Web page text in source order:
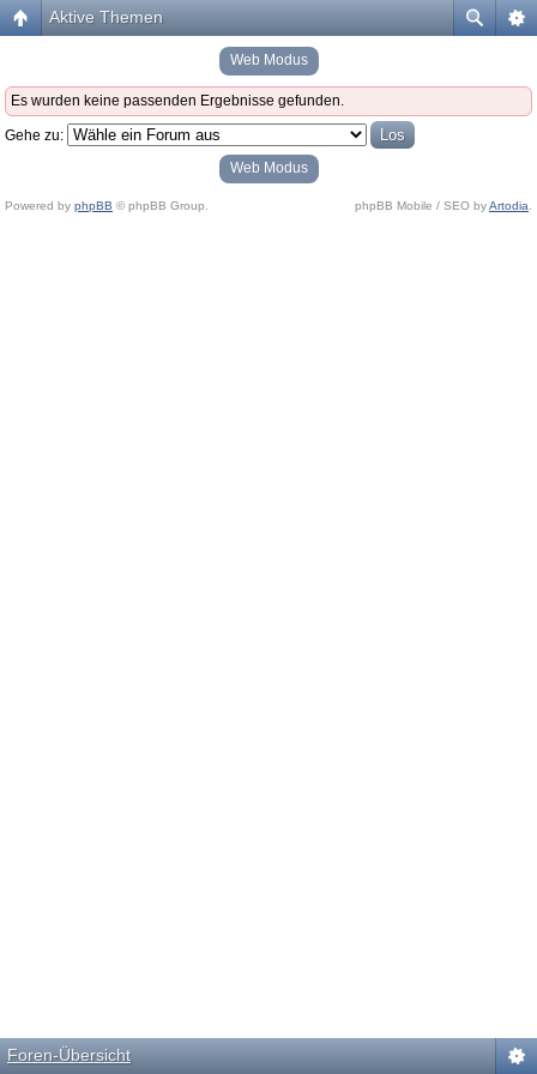
Aktive Themen
Web Modus
Es wurden keine passenden Ergebnisse gefunden.
Gehe zu:
Web Modus
Powered by phpBB © phpBB Group. phpBB Mobile / SEO byArtodia
Foren-Übersicht